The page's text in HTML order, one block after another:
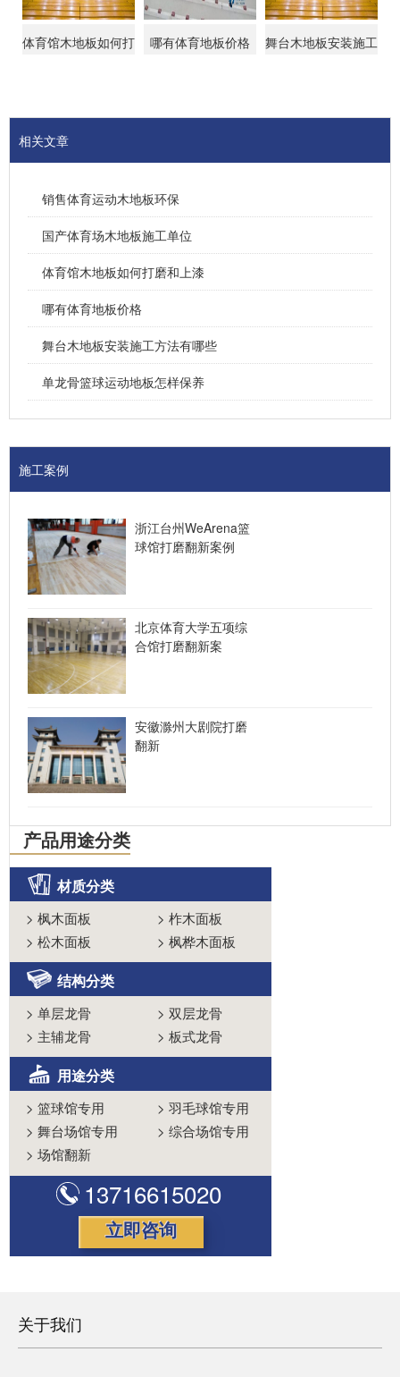
体育馆木地板如何打
哪有体育地板价格
舞台木地板安装施工
相关文章
销售体育运动木地板环保
国产体育场木地板施工单位
体育馆木地板如何打磨和上漆
哪有体育地板价格
舞台木地板安装施工方法有哪些
单龙骨篮球运动地板怎样保养
施工案例
浙江台州WeArena篮
球馆打磨翻新案例
北京体育大学五项综
合馆打磨翻新案
安徽滁州大剧院打磨
翻新
产品用途分类
材质分类
> 枫木面板 > 柞木面板
> 松木面板 > 枫桦木面板
结构分类
> 单层龙骨 > 双层龙骨
> 主辅龙骨 > 板式龙骨
用途分类
> 篮球馆专用 > 羽毛球馆专用
> 舞台场馆专用 > 综合场馆专用
> 场馆翻新
13716615020
立即咨询
关于我们